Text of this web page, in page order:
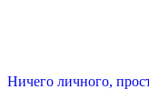
Ничего личного,